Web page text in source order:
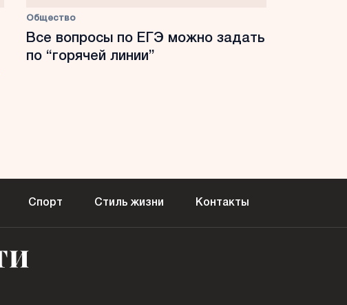
Общество
Все вопросы по ЕГЭ можно задать
по “горячей линии”
Спорт Стиль жизни Контакты